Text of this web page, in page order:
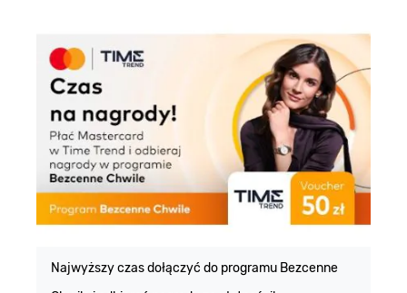
Najwyższy czas dołączyć do programu Bezcenne